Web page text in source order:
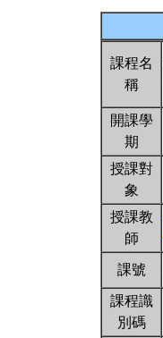
課程名
稱
開課學
期
授課對
象
授課教
師
課號
課程識
別碼